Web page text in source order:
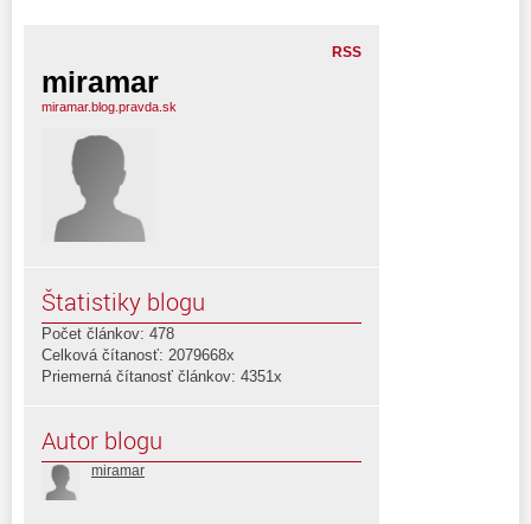
RSS
miramar
miramar.blog.pravda.sk
Štatistiky blogu
Počet článkov: 478
Celková čítanosť: 2079668x
Priemerná čítanosť článkov: 4351x
Autor blogu
miramar